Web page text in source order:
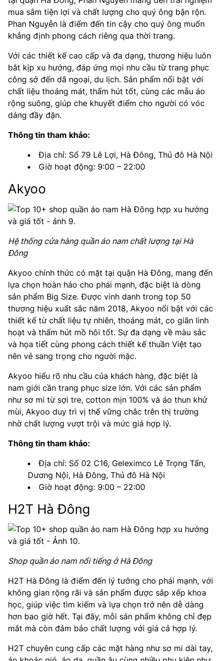
mua sắm tiện lợi và chất lượng cho quý ông bận rộn.
Phan Nguyễn là điểm đến tin cậy cho quý ông muốn
khẳng định phong cách riêng qua thời trang.
Với các thiết kế cao cấp và đa dạng, thương hiệu luôn
bắt kịp xu hướng, đáp ứng mọi nhu cầu từ trang phục
công sở đến dã ngoại, du lịch. Sản phẩm nổi bật với
chất liệu thoáng mát, thấm hút tốt, cùng các mẫu áo
rộng suông, giúp che khuyết điểm cho người có vóc
dáng đầy đặn.
Thông tin tham khảo:
Địa chỉ: Số 79 Lê Lợi, Hà Đông, Thủ đô Hà Nội
Giờ hoạt động: 9:00 – 22:00
Akyoo
Hệ thống cửa hàng quần áo nam chất lượng tại Hà
Đông
Akyoo chính thức có mặt tại quận Hà Đông, mang đến
lựa chọn hoàn hảo cho phái mạnh, đặc biệt là dòng
sản phẩm Big Size. Được vinh danh trong top 50
thương hiệu xuất sắc năm 2018, Akyoo nổi bật với các
thiết kế từ chất liệu tự nhiên, thoáng mát, co giãn linh
hoạt và thấm hút mồ hôi tốt. Sự đa dạng về màu sắc
và họa tiết cùng phong cách thiết kế thuần Việt tạo
nên vẻ sang trọng cho người mặc.
Akyoo hiểu rõ nhu cầu của khách hàng, đặc biệt là
nam giới cần trang phục size lớn. Với các sản phẩm
như sơ mi từ sợi tre, cotton mịn 100% và áo thun khử
mùi, Akyoo duy trì vị thế vững chắc trên thị trường
nhờ chất lượng vượt trội và mức giá hợp lý.
Thông tin tham khảo:
Địa chỉ: Số 02 C16, Geleximco Lê Trọng Tấn,
Dương Nội, Hà Đông, Thủ đô Hà Nội
Giờ hoạt động: 9:00 – 22:00
H2T Hà Đông
Shop quần áo nam nổi tiếng ở Hà Đông
H2T Hà Đông là điểm đến lý tưởng cho phái mạnh, với
không gian rộng rãi và sản phẩm được sắp xếp khoa
học, giúp việc tìm kiếm và lựa chọn trở nên dễ dàng
hơn bao giờ hết. Tại đây, mỗi sản phẩm không chỉ đẹp
mắt mà còn đảm bảo chất lượng với giá cả hợp lý.
H2T chuyên cung cấp các mặt hàng như sơ mi dài tay,